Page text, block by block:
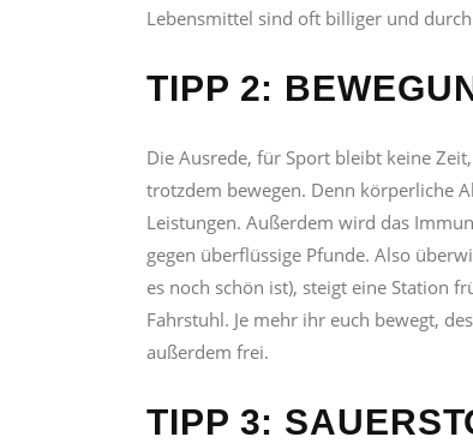
Lebensmittel sind oft billiger und
TIPP 2:
Die Ausrede, für Sport bleibt keine
trotzdem bewegen. Denn körperliche
Leistungen. Außerdem wird das
gegen überflüssige Pfunde. Also
es noch schön ist), steigt eine Station
Fahrstuhl. Je mehr ihr euch bewegt,
außerdem frei.
TIPP 3: